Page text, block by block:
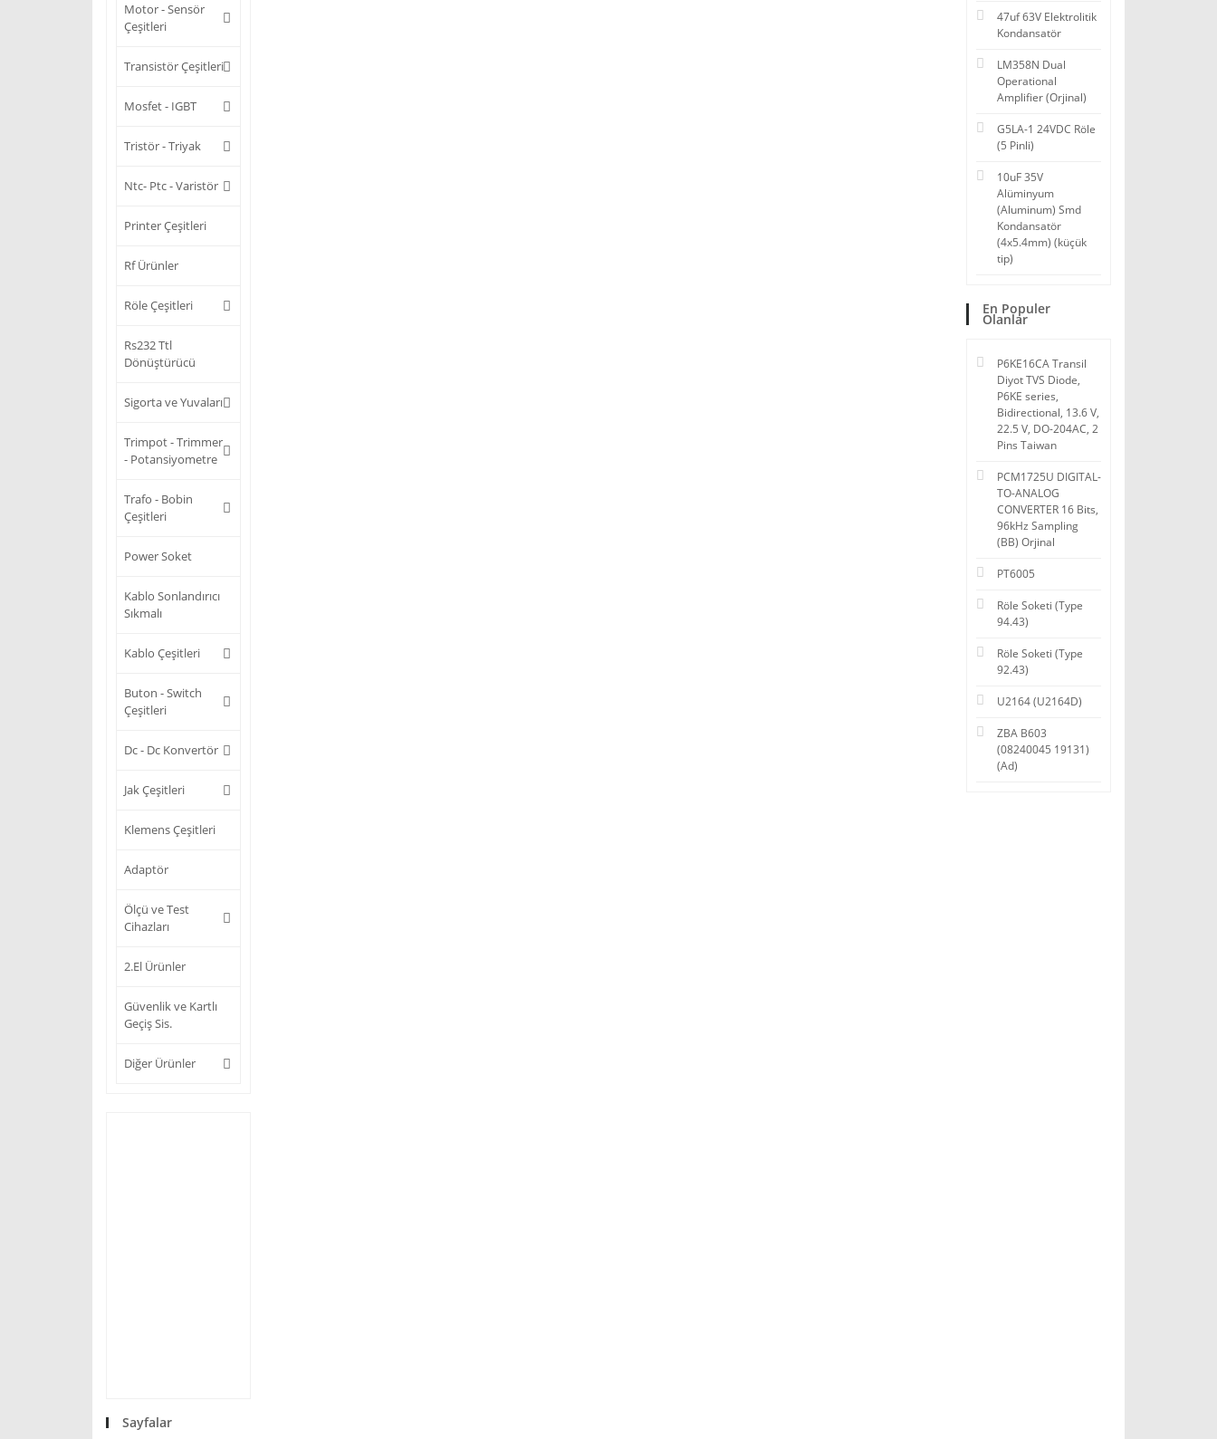
Motor - Sensör
Çeşitleri
Transistör Çeşitleri
Mosfet - IGBT
Tristör - Triyak
Ntc- Ptc - Varistör
Printer Çeşitleri
Rf Ürünler
Röle Çeşitleri
Rs232 Ttl
Dönüştürücü
Sigorta ve Yuvaları
Trimpot - Trimmer
- Potansiyometre
Trafo - Bobin
Çeşitleri
Power Soket
Kablo Sonlandırıcı
Sıkmalı
Kablo Çeşitleri
Buton - Switch
Çeşitleri
Dc - Dc Konvertör
Jak Çeşitleri
Klemens Çeşitleri
Adaptör
Ölçü ve Test
Cihazları
2.El Ürünler
Güvenlik ve Kartlı
Geçiş Sis.
Diğer Ürünler
Sayfalar
47uf 63V Elektrolitik
Kondansatör
LM358N Dual
Operational
Amplifier (Orjinal)
G5LA-1 24VDC Röle
(5 Pinli)
10uF 35V
Alüminyum
(Aluminum) Smd
Kondansatör
(4x5.4mm) (küçük
tip)
En Populer
Olanlar
P6KE16CA Transil
Diyot TVS Diode,
P6KE series,
Bidirectional, 13.6 V,
22.5 V, DO-204AC, 2
Pins Taiwan
PCM1725U DIGITAL-
TO-ANALOG
CONVERTER 16 Bits,
96kHz Sampling
(BB) Orjinal
PT6005
Röle Soketi (Type
94.43)
Röle Soketi (Type
92.43)
U2164 (U2164D)
ZBA B603
(08240045 19131)
(Ad)